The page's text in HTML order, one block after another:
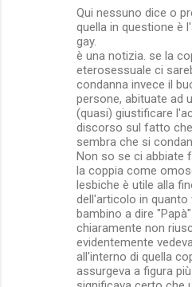
Qui nessuno dice o
quella in questione è
gay.
è una notizia. se la
eterosessuale ci
condanna invece il
persone, abituate ad
(quasi) giustificare
discorso sul fatto
sembra che si
Non so se ci abbiate
la coppia come
lesbiche è utile alla
dell'articolo in
bambino a dire
chiaramente non
evidentemente
all'interno di quella
assurgeva a figura